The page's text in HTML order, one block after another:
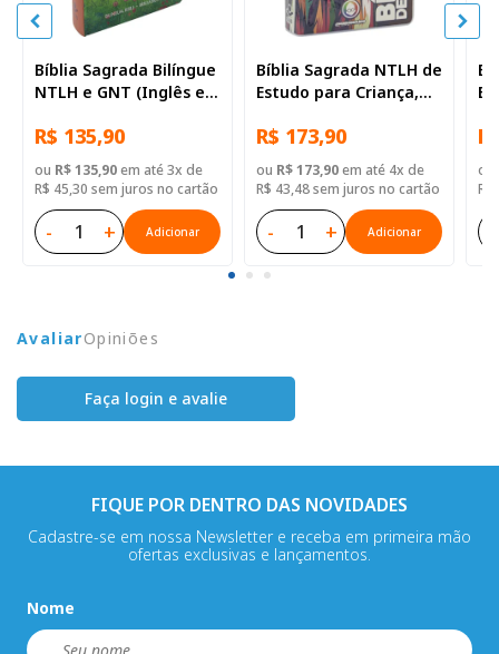
Bíblia Sagrada Bilíngue
NTLH e GNT (Inglês e
para Adolescente,
Letra Regular, com
mapa, Capa Dura
Ilustrada: Verde-
escura
R$ 135,90
ou R$ 135,90em até 3x de
R$ 45,30 sem juros no cartão
- + Adicionar
Bíblia Sagrada NTLH de
Estudo para Criança,
palavras de Jesus
destacadas, com
mapa, Capa Dura
Ilustrada: Cinza
R$ 173,90
ou R$ 173,90em até 4x de
R$ 43,48 sem juros no cartão
- + Adicionar
ou
R$
AvaliarOpiniões
Faça login e avalie
FIQUE POR DENTRO DAS NOVIDADES
Cadastre-se em nossa Newsletter e receba em primeira mão
ofertas exclusivas e lançamentos.
Nome